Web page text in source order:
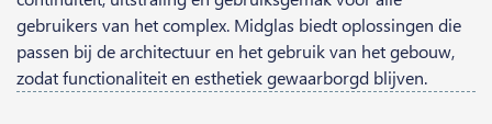
gebruikers van het complex. Midglas biedt oplossingen die
passen bij de architectuur en het gebruik van het gebouw,
zodat functionaliteit en esthetiek gewaarborgd blijven.